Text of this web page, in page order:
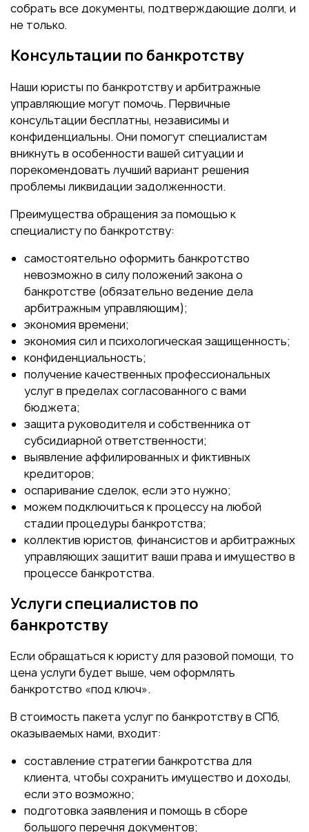
собрать все документы, подтверждающие долги, и
не только.
Консультации по банкротству
Наши юристы по банкротству и арбитражные
управляющие могут помочь. Первичные
консультации бесплатны, независимы и
конфиденциальны. Они помогут специалистам
вникнуть в особенности вашей ситуации и
порекомендовать лучший вариант решения
проблемы ликвидации задолженности.
Преимущества обращения за помощью к
специалисту по банкротству:
самостоятельно оформить банкротство
невозможно в силу положений закона о
банкротстве (обязательно ведение дела
арбитражным управляющим);
экономия времени;
экономия сил и психологическая защищенность;
конфиденциальность;
получение качественных профессиональных
услуг в пределах согласованного с вами
бюджета;
защита руководителя и собственника от
субсидиарной ответственности;
выявление аффилированных и фиктивных
кредиторов;
оспаривание сделок, если это нужно;
можем подключиться к процессу на любой
стадии процедуры банкротства;
коллектив юристов, финансистов и арбитражных
управляющих защитит ваши права и имущество в
процессе банкротства.
Услуги специалистов по
банкротству
Если обращаться к юристу для разовой помощи, то
цена услуги будет выше, чем оформлять
банкротство «под ключ».
В стоимость пакета услуг по банкротству в СПб,
оказываемых нами, входит:
составление стратегии банкротства для
клиента, чтобы сохранить имущество и доходы,
если это возможно;
подготовка заявления и помощь в сборе
большого перечня документов;